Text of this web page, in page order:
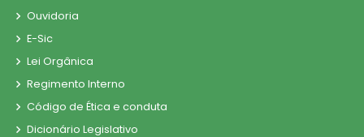
Ouvidoria
E-Sic
Lei Orgânica
Regimento Interno
Código de Ética e conduta
Dicionário Legislativo